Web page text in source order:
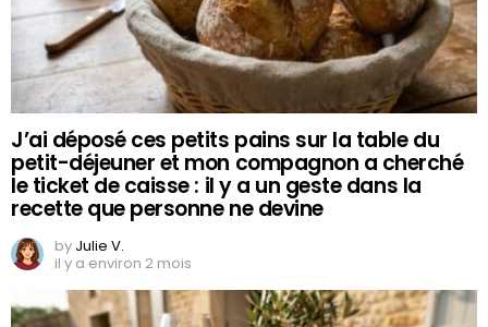
J’ai déposé ces petits pains sur la table du
petit-déjeuner et mon compagnon a cherché
le ticket de caisse : il y a un geste dans la
recette que personne ne devine
by Julie V.
il y a environ 2 mois